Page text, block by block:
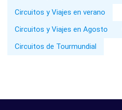
Circuitos y Viajes en verano
Circuitos y Viajes en Agosto
Circuitos de Tourmundial